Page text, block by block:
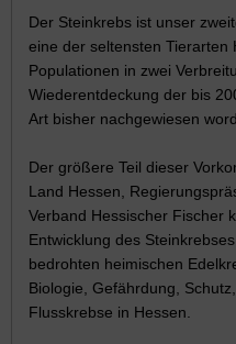
Der Steinkrebs ist unser
eine der seltensten Tierarten
Populationen in zwei
Wiederentdeckung der bis
Art bisher nachgewiesen
Der größere Teil dieser
Land Hessen,
Verband Hessischer Fischer
Entwicklung des
bedrohten heimischen
Biologie, Gefährdung,
Flusskrebse in Hessen.